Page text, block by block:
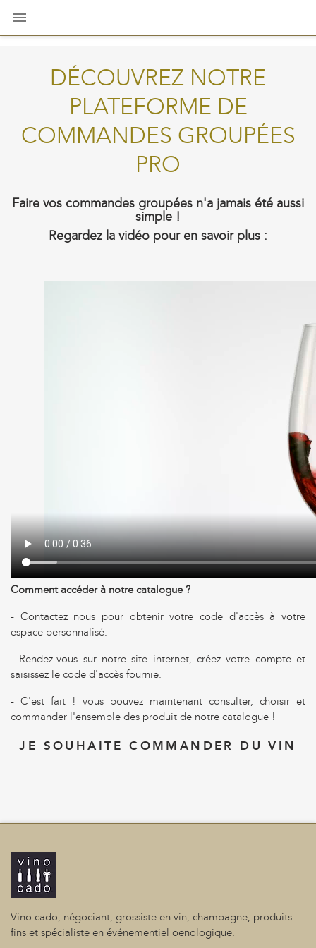

DÉCOUVREZ NOTRE
PLATEFORME DE
COMMANDES GROUPÉES
PRO
Faire vos commandes groupées n'a jamais été aussi
simple !
Regardez la vidéo pour en savoir plus :
Comment accéder à notre catalogue ?
- Contactez nous pour obtenir votre code d'accès à votre
espace personnalisé.
- Rendez-vous sur notre site internet, créez votre compte et
saisissez le code d'accès fournie.
- C'est fait ! vous pouvez maintenant consulter, choisir et
commander l'ensemble des produit de notre catalogue !
JE SOUHAITE COMMANDER DU VIN
Vino cado, négociant, grossiste en vin, champagne, produits
fins et spécialiste en événementiel oenologique.